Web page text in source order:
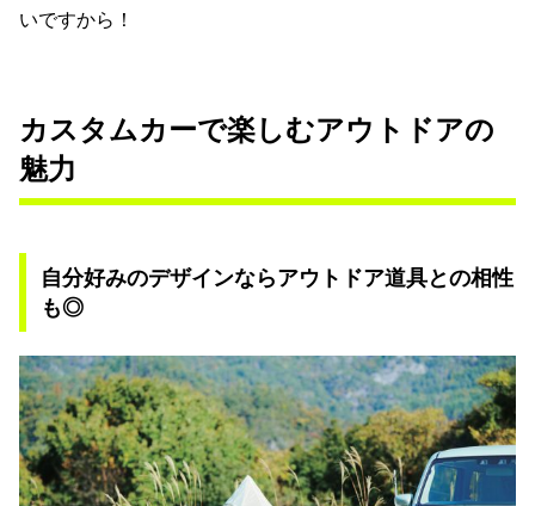
いですから！
カスタムカーで楽しむアウトドアの
魅力
自分好みのデザインならアウトドア道具との相性
も◎